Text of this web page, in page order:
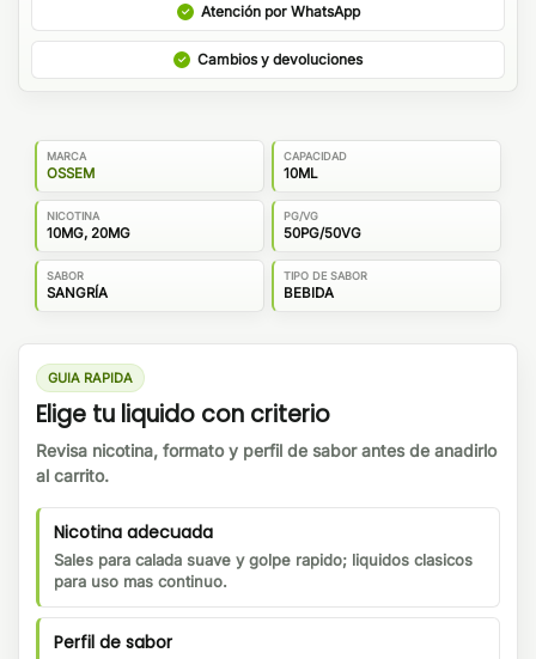
Atención por WhatsApp
Cambios y devoluciones
MARCA
OSSEM
CAPACIDAD
10ML
NICOTINA
10MG, 20MG
PG/VG
50PG/50VG
SABOR
SANGRÍA
TIPO DE SABOR
BEBIDA
GUIA RAPIDA
Elige tu liquido con criterio
Revisa nicotina, formato y perfil de sabor antes de anadirlo
al carrito.
Nicotina adecuada
Sales para calada suave y golpe rapido; liquidos clasicos
para uso mas continuo.
Perfil de sabor